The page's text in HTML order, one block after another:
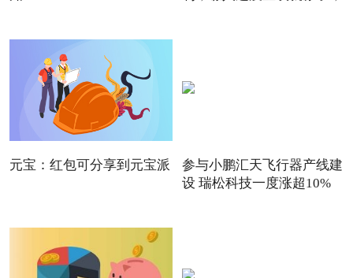
元宝：红包可分享到元宝派
参与小鹏汇天飞行器产线建
设 瑞松科技一度涨超10%